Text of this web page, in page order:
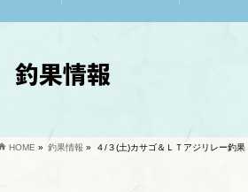
釣果情報
HOME » 釣果情報 » ４/３(土)カサゴ＆ＬＴアジリレー釣果